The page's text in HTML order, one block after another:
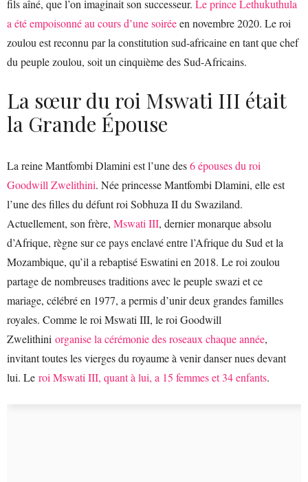
fils aîné, que l’on imaginait son successeur. Le prince Lethukuthula
a été empoisonné au cours d’une soiréeen novembre 2020. Le roi
zoulou est reconnu par la constitution sud-africaine en tant que chef
du peuple zoulou, soit un cinquième des Sud-Africains.
La sœur du roi Mswati III était
la Grande Épouse
La reine Mantfombi Dlamini est l’une des6 épouses du roi
Goodwill Zwelithini. Née princesse Mantfombi Dlamini, elle est
l’une des filles du défunt roi Sobhuza II du Swaziland.
Actuellement, son frère, Mswati III, dernier monarque absolu
d’Afrique, règne sur ce pays enclavé entre l’Afrique du Sud et la
Mozambique, qu’il a rebaptisé Eswatini en 2018. Le roi zoulou
partage de nombreuses traditions avec le peuple swazi et ce
mariage, célébré en 1977, a permis d’unir deux grandes familles
royales. Comme le roi Mswati III, le roi Goodwill
Zwelithini organise la cérémonie des roseaux chaque année,
invitant toutes les vierges du royaume à venir danser nues devant
lui. Le roi Mswati III, quant à lui, a 15 femmes et 34 enfants.